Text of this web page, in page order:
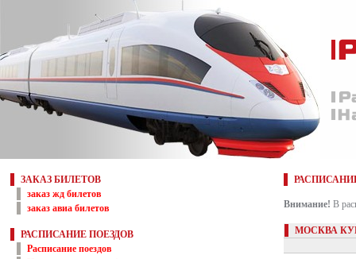
ЗАКАЗ БИЛЕТОВ
заказ жд билетов
заказ авиа билетов
РАСПИСАНИЕ ПОЕЗДОВ
Расписание поездов
Внимание! В
МОСКВА